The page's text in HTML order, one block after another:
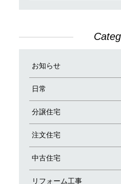
お知らせ
日常
分譲住宅
注文住宅
中古住宅
リフォーム工事